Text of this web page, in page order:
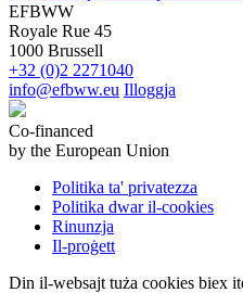
EFBWW
Royale Rue 45
1000 Brussell
+32 (0)2 2271040
info@efbww.eu Illoggja
Co-financed
by the European Union
Politika ta' privatezza
Politika dwar il-cookies
Rinunzja
Il-proġett
Din il-websajt tuża cookies biex